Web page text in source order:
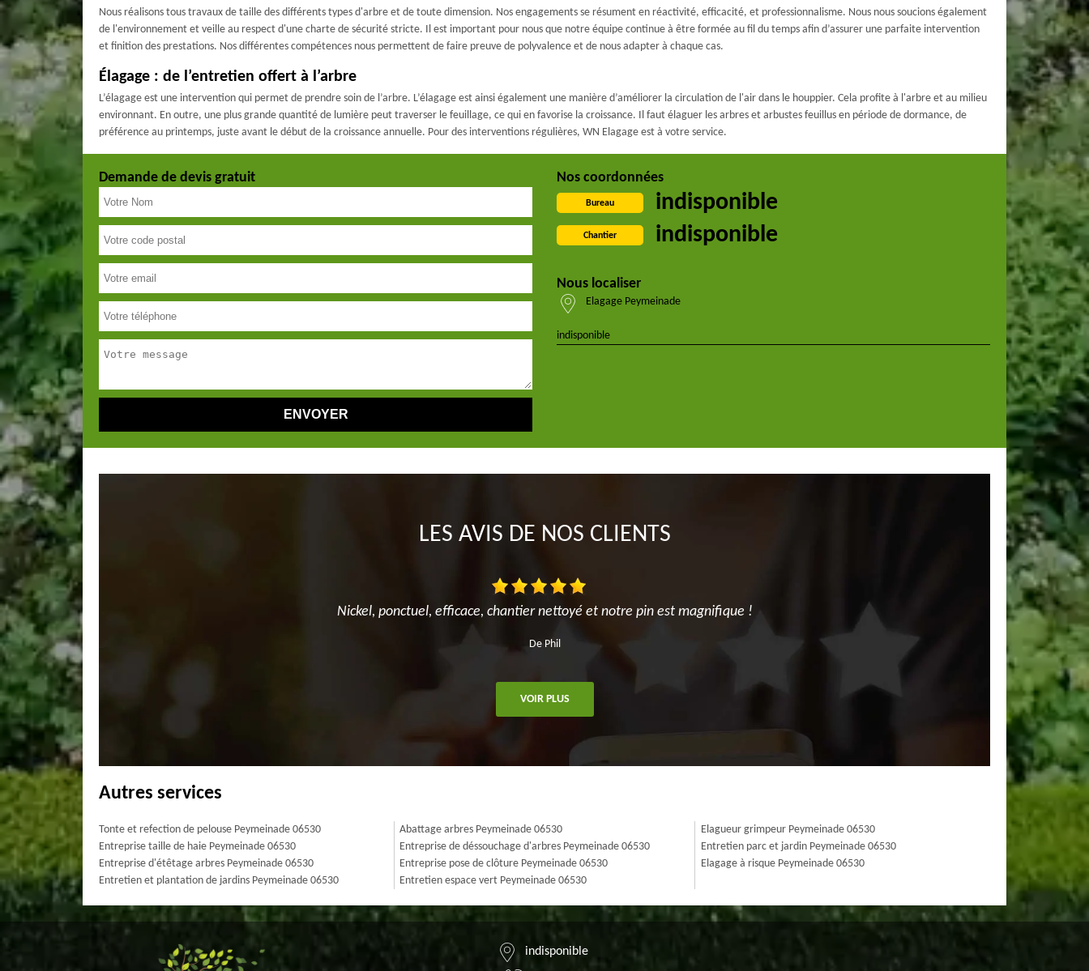
Nous réalisons tous travaux de taille des différents types d'arbre et de toute dimension. Nos engagements se résument en réactivité, efficacité, et professionnalisme. Nous nous soucions également
de l'environnement et veille au respect d'une charte de sécurité stricte. Il est important pour nous que notre équipe continue à être formée au fil du temps afin d’assurer une parfaite intervention
et finition des prestations. Nos différentes compétences nous permettent de faire preuve de polyvalence et de nous adapter à chaque cas.
Élagage : de l’entretien offert à l’arbre
L’élagage est une intervention qui permet de prendre soin de l’arbre. L’élagage est ainsi également une manière d’améliorer la circulation de l'air dans le houppier. Cela profite à l'arbre et au milieu
environnant. En outre, une plus grande quantité de lumière peut traverser le feuillage, ce qui en favorise la croissance. Il faut élaguer les arbres et arbustes feuillus en période de dormance, de
préférence au printemps, juste avant le début de la croissance annuelle. Pour des interventions régulières, WN Elagage est à votre service.
Demande de devis gratuit Nos coordonnées
Bureau indisponible
Chantier indisponible
Nous localiser
Elagage Peymeinade
indisponible
LES AVIS DE NOS CLIENTS
Nickel, ponctuel, efficace, chantier nettoyé et notre pin est magnifique !
De Phil
VOIR PLUS
Autres services
Tonte et refection de pelouse Peymeinade 06530
Entreprise taille de haie Peymeinade 06530
Entreprise d'étêtage arbres Peymeinade 06530
Entretien et plantation de jardins Peymeinade 06530
Abattage arbres Peymeinade 06530
Entreprise de déssouchage d'arbres Peymeinade 06530
Entreprise pose de clôture Peymeinade 06530
Entretien espace vert Peymeinade 06530
Elagueur grimpeur Peymeinade 06530
Entretien parc et jardin Peymeinade 06530
Elagage à risque Peymeinade 06530
indisponible